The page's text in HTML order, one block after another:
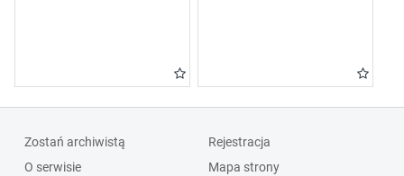
Zostań archiwistą
O serwisie
Rejestracja
Mapa strony